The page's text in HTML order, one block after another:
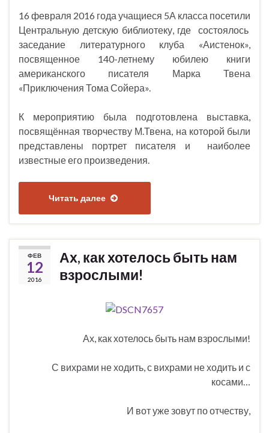
16 февраля 2016 года учащиеся 5А класса посетили
Центральную детскую библиотеку, где состоялось
заседание литературного клуба «Аистенок»,
посвященное 140-летнему юбилею книги
американского писателя Марка Твена
«Приключения Тома Сойера».
К мероприятию была подготовлена выставка,
посвящённая творчеству М.Твена, на которой были
представлены портрет писателя и наиболее
известные его произведения.
Читать далее
ФЕВ
12
2016
Ах, как хотелось быть нам
взрослыми!
Ах, как хотелось быть нам взрослыми!
С вихрами не ходить, с вихрами не ходить и с
косами…
И вот уже зовут по отчеству,